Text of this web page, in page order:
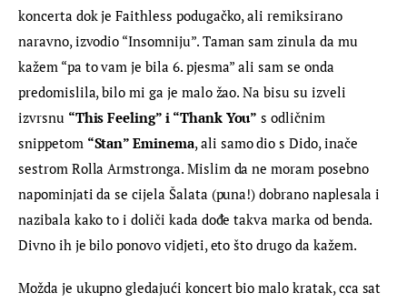
koncerta dok je Faithless podugačko, ali remiksirano
naravno, izvodio “Insomniju”. Taman sam zinula da mu
kažem “pa to vam je bila 6. pjesma” ali sam se onda
predomislila, bilo mi ga je malo žao. Na bisu su izveli
izvrsnu “This Feeling” i “Thank You” s odličnim
snippetom “Stan” Eminema, ali samo dio s Dido, inače
sestrom Rolla Armstronga. Mislim da ne moram posebno
napominjati da se cijela Šalata (puna!) dobrano naplesala i
nazibala kako to i doliči kada dođe takva marka od benda.
Divno ih je bilo ponovo vidjeti, eto što drugo da kažem.
Možda je ukupno gledajući koncert bio malo kratak, cca sat